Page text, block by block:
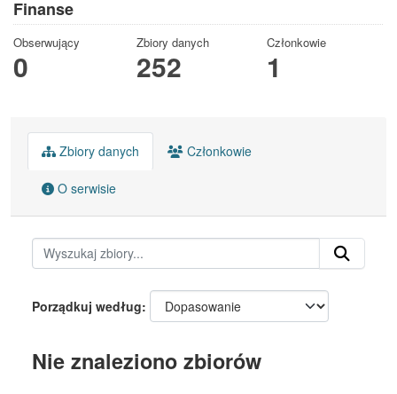
Finanse
Obserwujący
0
Zbiory danych
252
Członkowie
1
Zbiory danych Członkowie
O serwisie
Porządkuj według
Nie znaleziono zbiorów